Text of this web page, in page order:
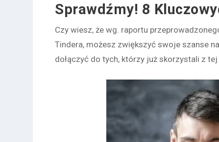
Sprawdźmy! 8
Czy wiesz, że wg. raportu
Tindera, możesz zwiększyć swoje szanse
dołączyć do tych, którzy już skorzystali z